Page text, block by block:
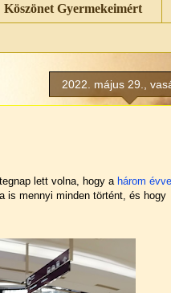
Köszönet Gyermekeimért
2022. május 29.,
lett volna, hogy a három évvel
is mennyi minden történt, és hogy